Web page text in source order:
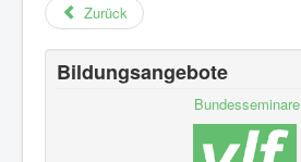
Zurück
Bildungsangebote
Bundesseminare